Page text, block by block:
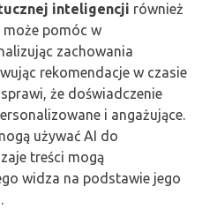
inteligencji również
może pomóc w
zachowania
rekomendacje w czasie
że doświadczenie
i angażujące.
używać AI do
treści mogą
widza na podstawie jego